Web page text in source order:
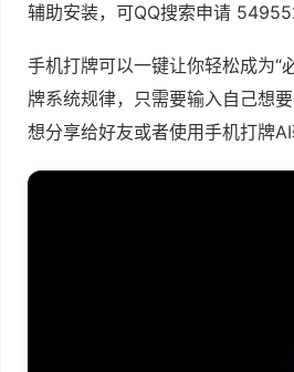
辅助安装，可QQ搜索申请
手机打牌可以一键让你轻松成为“
牌系统规律，只需要输入自己想
想分享给好友或者使用手机打牌AI